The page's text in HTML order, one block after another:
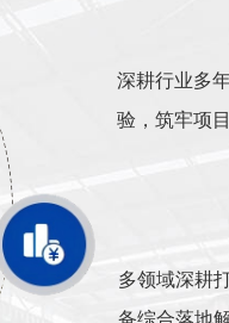
深耕行业多
验，筑牢项
多领域深耕
备综合落地